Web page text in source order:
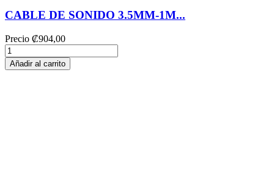
CABLE DE SONIDO 3.5MM-1M...
Precio ₡904,00
Añadir al carrito